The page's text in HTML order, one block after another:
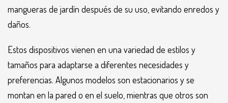
mangueras de jardín después de su uso, evitando enredos y
daños.
Estos dispositivos vienen en una variedad de estilos y
tamaños para adaptarse a diferentes necesidades y
preferencias. Algunos modelos son estacionarios y se
montan en la pared o en el suelo, mientras que otros son